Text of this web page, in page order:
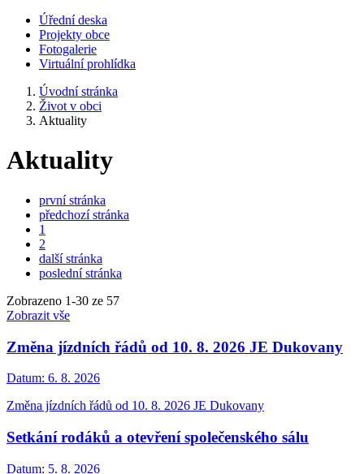
Úřední deska
Projekty obce
Fotogalerie
Virtuální prohlídka
Úvodní stránka
Život v obci
Aktuality
Aktuality
první stránka
předchozí stránka
1
2
další stránka
poslední stránka
Zobrazeno 1-30 ze 57
Zobrazit vše
Změna jízdních řádů od 10. 8. 2026 JE Dukovany
Datum: 6. 8. 2026
Změna jízdních řádů od 10. 8. 2026 JE Dukovany
Setkání rodáků a otevření společenského sálu
Datum: 5. 8. 2026